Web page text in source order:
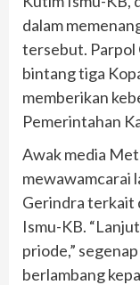
dalam
tersebut. Parpol
bintang tiga
memberikan
Pemerintahan
Awak media
mewawamcarai
Gerindra terkait
Ismu-KB.
priode,”
berlambang